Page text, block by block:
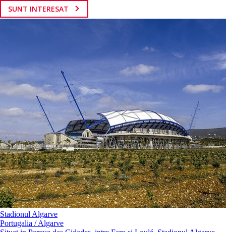
SUNT INTERESAT
Stadionul Algarve
Portugalia / Algarve